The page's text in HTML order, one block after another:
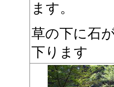
ます。
草の下に石
下ります